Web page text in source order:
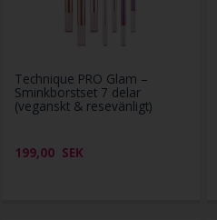
Technique PRO Glam –
Sminkborstset 7 delar
(veganskt & resevänligt)
199,00 SEK